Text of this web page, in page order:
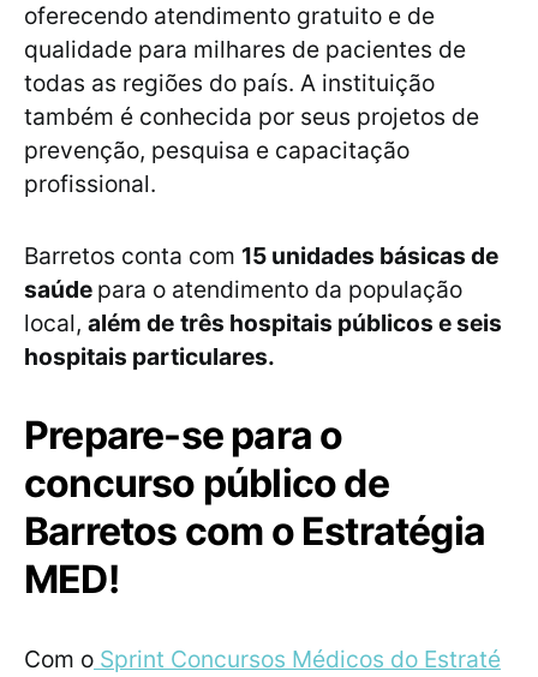
oferecendo atendimento gratuito e de
qualidade para milhares de pacientes de
todas as regiões do país. A instituição
também é conhecida por seus projetos de
prevenção, pesquisa e capacitação
profissional.
Barretos conta com 15 unidades básicas de
saúde para o atendimento da população
local, além de três hospitais públicos e seis
hospitais particulares.
Prepare-se para o
concurso público de
Barretos com o Estratégia
MED!
Com o Sprint Concursos Médicos do Estraté